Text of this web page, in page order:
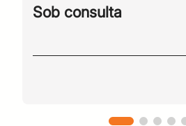
sua organização de prevenir
Sob consulta